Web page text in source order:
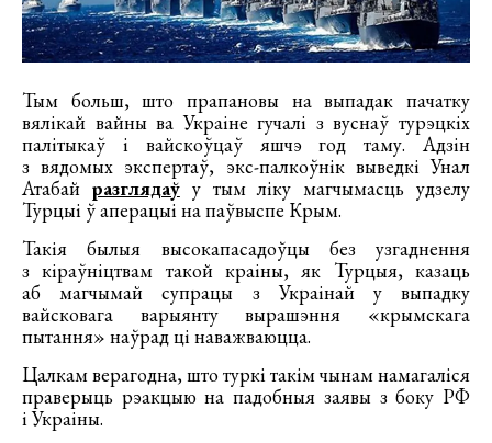
Тым больш, што прапановы на выпадак пачатку
вялікай вайны ва Украіне гучалі з вуснаў турэцкіх
палітыкаў і вайскоўцаў яшчэ год таму. Адзін
з вядомых экспертаў, экс-палкоўнік выведкі Унал
Атабай разглядаў у тым ліку магчымасць удзелу
Турцыі ў аперацыі на паўвыспе Крым.
Такія былыя высокапасадоўцы без узгаднення
з кіраўніцтвам такой краіны, як Турцыя, казаць
аб магчымай супрацы з Украінай у выпадку
вайсковага варыянту вырашэння «крымскага
пытання» наўрад ці наважваюцца.
Цалкам верагодна, што туркі такім чынам намагаліся
праверыць рэакцыю на падобныя заявы з боку РФ
і Украіны.